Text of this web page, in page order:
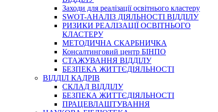
Заходи для реалізації освітнього кластеру
SWOT-АНАЛІЗ ДІЯЛЬНОСТІ ВІДДІЛУ
РИЗИКИ РЕАЛІЗАЦІЇ ОСВІТНЬОГО
КЛАСТЕРУ
МЕТОДИЧНА СКАРБНИЧКА
Консалтинговий центр БІНПО
СТАЖУВАННЯ ВІДДІЛУ
БЕЗПЕКА ЖИТТЄДІЯЛЬНОСТІ
ВІДДІЛ КАДРІВ
СКЛАД ВІДДІЛУ
БЕЗПЕКА ЖИТТЄДІЯЛЬНОСТІ
ПРАЦЕВЛАШТУВАННЯ